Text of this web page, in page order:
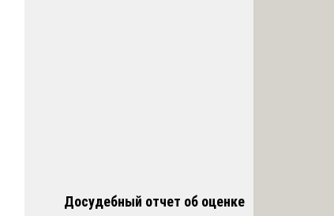
Досудебный отчет об оценке